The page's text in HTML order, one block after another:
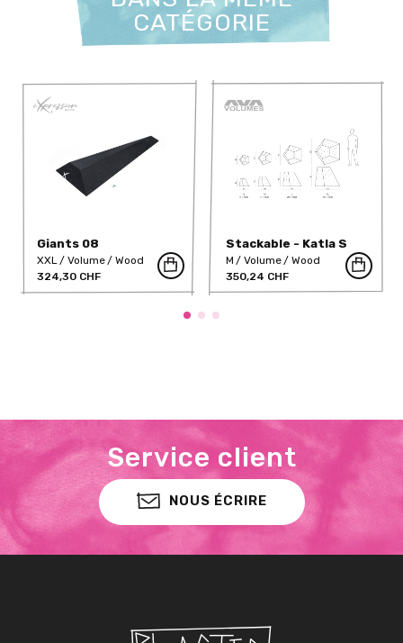
CATÉGORIE
Giants 08
XXL Volume
Wood
324,30 CHF
Stackable - Katla S
M Volume
Wood
350,24 CHF
Service client
NOUS ÉCRIRE